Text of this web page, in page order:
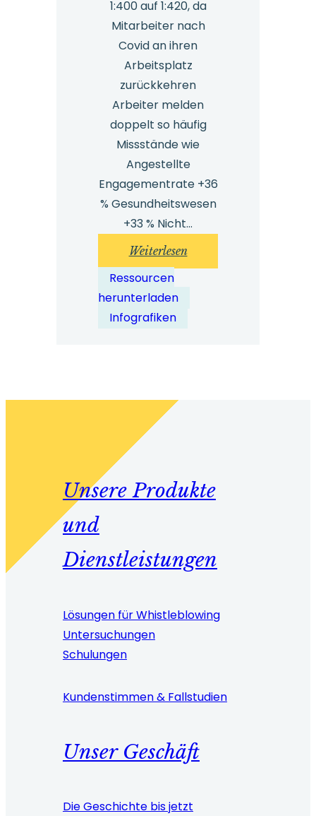
1:400 auf 1:420, da
Mitarbeiter nach
Covid an ihren
Arbeitsplatz
zurückkehren
Arbeiter melden
doppelt so häufig
Missstände wie
Angestellte
Engagementrate +36
% Gesundheitswesen
+33 % Nicht…
Weiterlesen:
Whistleblowing-
Ressourcen
herunterladen
Infografiken
Unsere Produkte
und
Dienstleistungen
Lösungen für Whistleblowing
Untersuchungen
Schulungen
Kundenstimmen & Fallstudien
Unser Geschäft
Die Geschichte bis jetzt